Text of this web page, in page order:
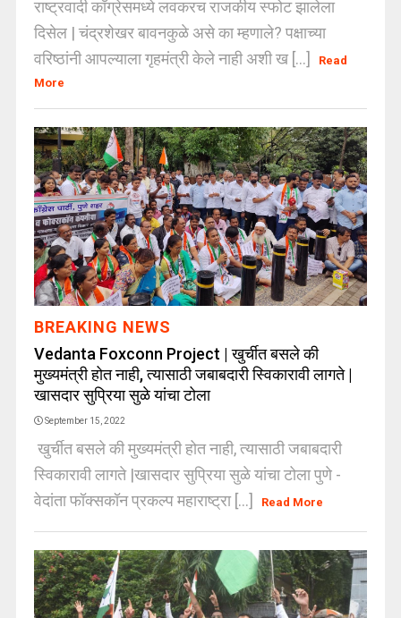
राष्ट्रवादी काँग्रेसमध्ये लवकरच राजकीय स्फोट झालेला
दिसेल | चंद्रशेखर बावनकुळे असे का म्हणाले? पक्षाच्या
वरिष्ठांनी आपल्याला गृहमंत्री केले नाही अशी ख [...]
Read
More
BREAKING NEWS
Vedanta Foxconn Project | खुर्चीत बसले की
मुख्यमंत्री होत नाही, त्यासाठी जबाबदारी स्विकारावी लागते |
खासदार सुप्रिया सुळे यांचा टोला
September 15, 2022
खुर्चीत बसले की मुख्यमंत्री होत नाही, त्यासाठी जबाबदारी
स्विकारावी लागते |खासदार सुप्रिया सुळे यांचा टोला पुणे -
वेदांता फॉक्सकॉन प्रकल्प महाराष्ट्रा [...]
Read More